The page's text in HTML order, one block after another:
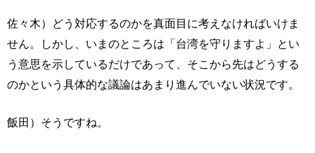
佐々木）どう対応するのかを真面目に考えなければいけま
せん。しかし、いまのところは「台湾を守りますよ」とい
う意思を示しているだけであって、そこから先はどうする
のかという具体的な議論はあまり進んでいない状況です。
飯田）そうですね。